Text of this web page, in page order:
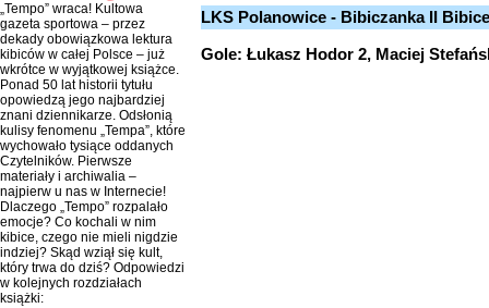
„Tempo” wraca! Kultowa
gazeta sportowa – przez
dekady obowiązkowa lektura
kibiców w całej Polsce – już
wkrótce w wyjątkowej książce.
Ponad 50 lat historii tytułu
opowiedzą jego najbardziej
znani dziennikarze. Odsłonią
kulisy fenomenu „Tempa”, które
wychowało tysiące oddanych
Czytelników. Pierwsze
materiały i archiwalia –
najpierw u nas w Internecie!
Dlaczego „Tempo” rozpalało
emocje? Co kochali w nim
kibice, czego nie mieli nigdzie
indziej? Skąd wziął się kult,
który trwa do dziś? Odpowiedzi
w kolejnych rozdziałach
książki:
LKS Polanowice - Bibiczanka II
Gole: Łukasz Hodor 2, Maciej